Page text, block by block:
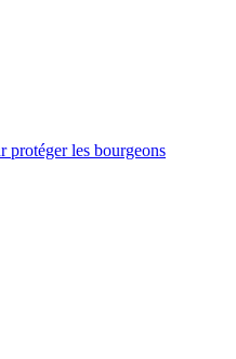
protéger les bourgeons